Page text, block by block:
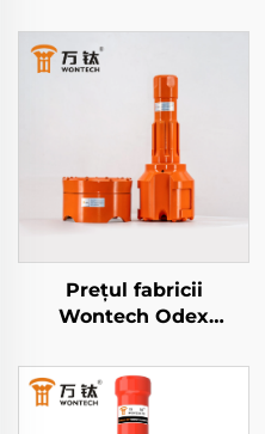
Prețul fabricii
Wontech Odex
Casing DTH Bit pentru
fântâni de apă Foraj
Geotermal